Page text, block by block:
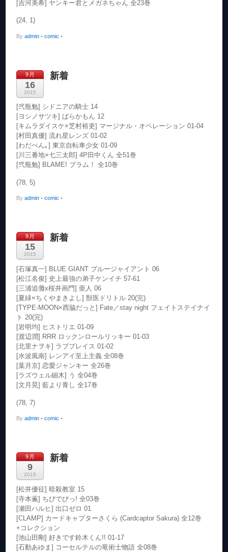
[吉河美希] ヤンキー君とメガネちゃん 全23巻
(24, 1)
Byadmin • comic •
9月
16
2015
新着
[弐瓶勉] シドニアの騎士 14
[ヨシノサツキ] ばらかもん 12
[キムラダイスケ×芝村裕吏] マージナル・オペレーション 01-04
[村田真優] 流れ星レンズ 01-02
[わだぺん｡] 東京自転車少女 01-09
[川三番地×七三太郎] 4P田中くん 全51巻
[弐瓶勉] BLAME! ブラム！ 全10巻
(78, 5)
Byadmin • comic •
9月
15
2015
新着
[石塚真一] BLUE GIANT ブルージャイアント 06
[松江名俊] 史上最強の弟子ケンイチ 57-61
[三浦追儺x桜井画門] 亜人 06
[夏緑×ちくやまきよし] 獣医ドリトル 20(完)
[TYPE-MOON×西脇だっと] Fate／stay night フェイトステイナイ
ト 20(完)
[岩明均] ヒストリエ 01-09
[渡辺潤] RRR ロックンロールリッキー 01-03
[北里ナヲキ] ラブプレイス 01-02
[水波風南] レンアイ至上主義 全08巻
[葉月京] 恋愛ジャンキー 全26巻
[ラズウェル細木] う 全04巻
[文月晃] 藍より青し 全17巻
(78, 7)
Byadmin • comic •
9月
9
2015
新着
[松井優征] 暗殺教室 15
[寺本薫] ちびでびっ! 全03巻
[瀬田ハルヒ] 出口ゼロ 01
[CLAMP] カードキャプターさくら (Cardcaptor Sakura) 全12巻
+コレクション
[池山田剛] 好きです鈴木くん!! 01-17
[石動あゆま] コーセルテルの竜術士物語 全08巻